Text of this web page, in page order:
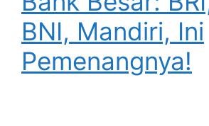
BNI, Mandiri, Ini
Pemenangnya!